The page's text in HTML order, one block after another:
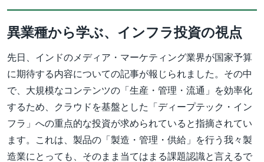
異業種から学ぶ、インフラ投資の視点
先日、インドのメディア・マーケティング業界が国家予算
に期待する内容についての記事が報じられました。その中
で、大規模なコンテンツの「生産・管理・流通」を効率化
するため、クラウドを基盤とした「ディープテック・イン
フラ」への重点的な投資が求められていると指摘されてい
ます。これは、製品の「製造・管理・供給」を行う我々製
造業にとっても、そのまま当てはまる課題認識と言えるで